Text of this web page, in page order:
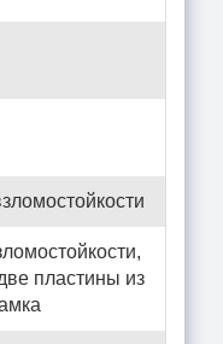
пластины из